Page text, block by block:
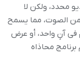
محدد، ولکن لا
الصوت، مما یسمح
فی آنٍ واحد، أو عرض
محاذاه